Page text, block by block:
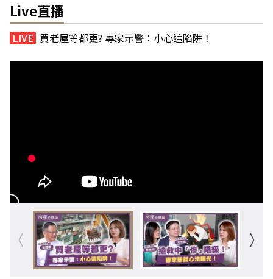
Live直播
買老屋等都更? 專家示警：小心這陷阱！